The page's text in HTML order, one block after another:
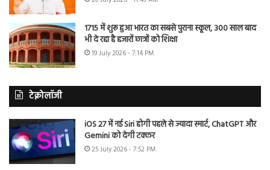
1715 में शुरू हुआ भारत का सबसे पुराना स्कूल, 300 साल बाद
भी दे रहा है हजारों छात्रों को शिक्षा
19 July 2026 - 7:14 PM
टेक्नोलॉजी
iOS 27 में नई Siri होगी पहले से ज्यादा स्मार्ट, ChatGPT और
Gemini को देगी टक्कर
25 July 2026 - 7:52 PM